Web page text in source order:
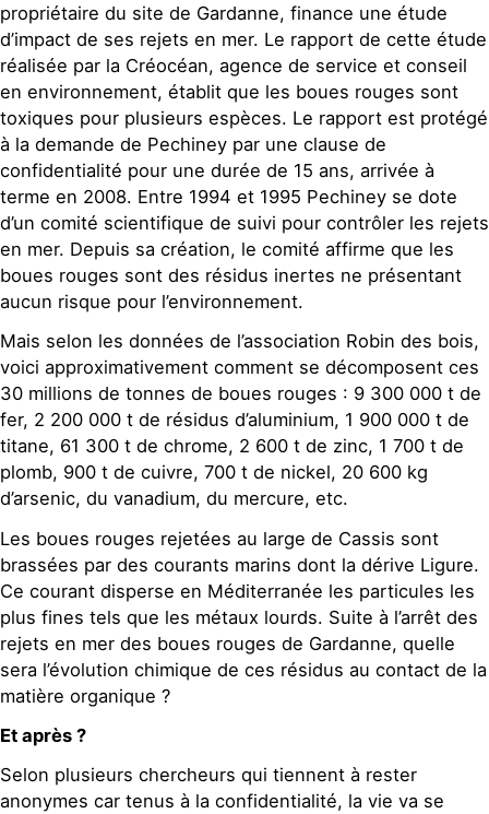
propriétaire du site de Gardanne, finance une étude
d’impact de ses rejets en mer. Le rapport de cette étude
réalisée par la Créocéan, agence de service et conseil
en environnement, établit que les boues rouges sont
toxiques pour plusieurs espèces. Le rapport est protégé
à la demande de Pechiney par une clause de
confidentialité pour une durée de 15 ans, arrivée à
terme en 2008. Entre 1994 et 1995 Pechiney se dote
d’un comité scientifique de suivi pour contrôler les rejets
en mer. Depuis sa création, le comité affirme que les
boues rouges sont des résidus inertes ne présentant
aucun risque pour l’environnement.
Mais selon les données de l’association Robin des bois,
voici approximativement comment se décomposent ces
30 millions de tonnes de boues rouges : 9 300 000 t de
fer, 2 200 000 t de résidus d’aluminium, 1 900 000 t de
titane, 61 300 t de chrome, 2 600 t de zinc, 1 700 t de
plomb, 900 t de cuivre, 700 t de nickel, 20 600 kg
d’arsenic, du vanadium, du mercure, etc.
Les boues rouges rejetées au large de Cassis sont
brassées par des courants marins dont la dérive Ligure.
Ce courant disperse en Méditerranée les particules les
plus fines tels que les métaux lourds. Suite à l’arrêt des
rejets en mer des boues rouges de Gardanne, quelle
sera l’évolution chimique de ces résidus au contact de la
matière organique ?
Et après ?
Selon plusieurs chercheurs qui tiennent à rester
anonymes car tenus à la confidentialité, la vie va se